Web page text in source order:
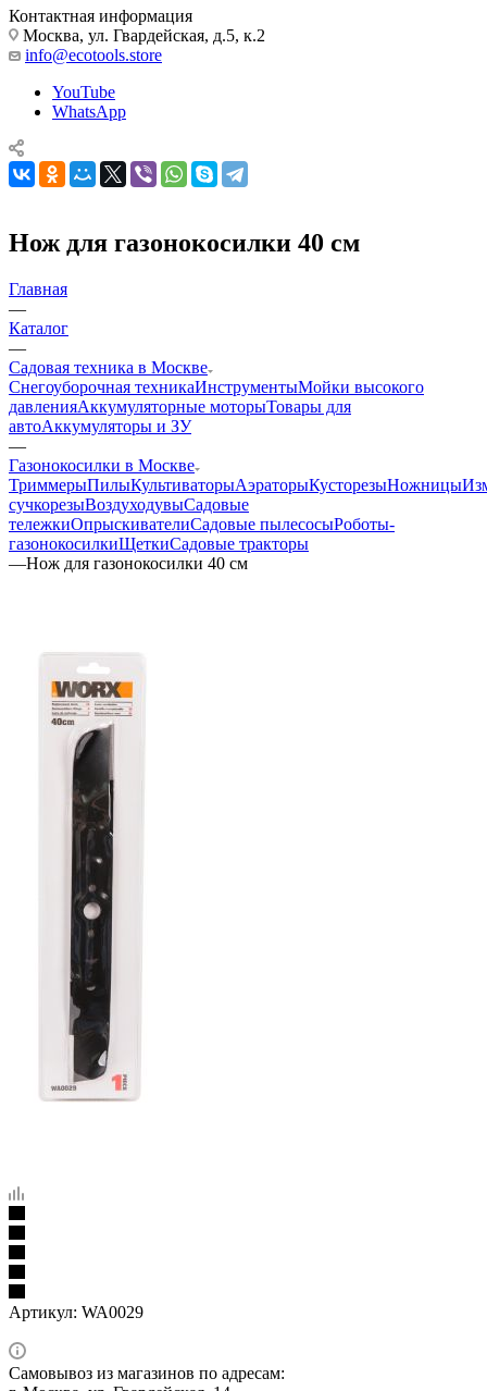
Контактная информация
Москва, ул. Гвардейская, д.5, к.2
info@ecotools.store
YouTube
WhatsApp
Нож для газонокосилки 40 см
Главная
—
Каталог
—
Садовая техника в Москве
Снегоуборочная техникаИнструментыМойки высокого
давленияАккумуляторные моторыТовары для
автоАккумуляторы и ЗУ
—
Газонокосилки в Москве
ТриммерыПилыКультиваторыАэраторыКусторезыНожницы
сучкорезыВоздуходувыСадовые
тележкиОпрыскивателиСадовые пылесосыРоботы-
газонокосилкиЩеткиСадовые тракторы
—Нож для газонокосилки 40 см
Артикул: WA0029
Самовывоз из магазинов по адресам: